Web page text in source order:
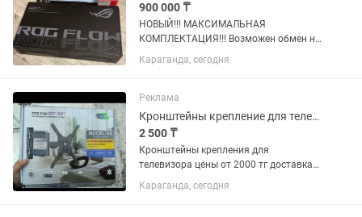
900 000 ₸
НОВЫЙ!!! МАКСИМАЛЬНАЯ
КОМПЛЕКТАЦИЯ!!! Возможен обмен на
ноутбук с вашей доплатой, за нал
хороший торг. ASUS ROG Flow Z13
ROG Nebula 13,4" QHD+ 16:10 (2560 x...
Караганда, сегодня
Реклама
Кронштейны крепление для телевизора кронштейны установка доставка
2 500 ₸
Кронштейны крепления для
телевизора цены от 2000 тг доставка
бесплатно по Караганде. Установка
есть
Караганда, сегодня